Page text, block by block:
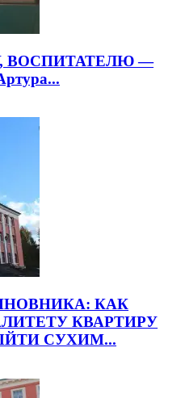
ВОСПИТАТЕЛЮ —
КАК
КВАРТИРУ
СУХИМ...